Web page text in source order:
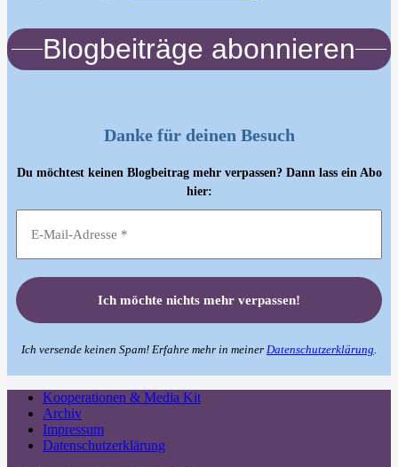
Blogbeiträge abonnieren
Danke für deinen Besuch
Du möchtest keinen Blogbeitrag mehr verpassen? Dann lass ein Abo
hier:
Ich versende keinen Spam! Erfahre mehr in meiner Datenschutzerklärung.
Kooperationen & Media Kit
Archiv
Impressum
Datenschutzerklärung